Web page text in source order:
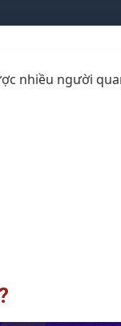
nhiều người